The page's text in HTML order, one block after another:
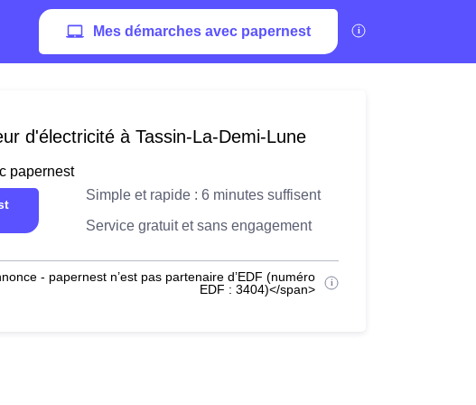
Mes démarches avec papernest
d'électricité à Tassin-La-Demi-Lune
papernest
Simple et rapide : 6 minutes suffisent
Service gratuit et sans engagement
- papernest n’est pas partenaire d’EDF (numéro
EDF : 3404)</span>